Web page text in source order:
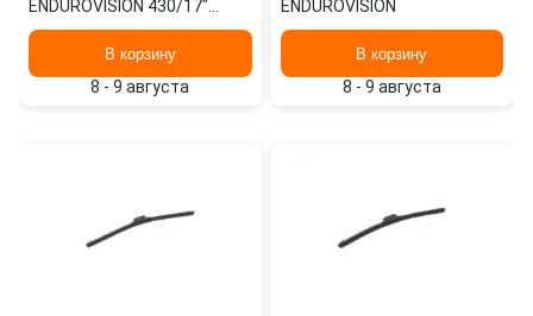
ENDUROVISION 430/17"
В корзину
8 - 9 августа
ENDUROVISION
В корзину
8 - 9 августа